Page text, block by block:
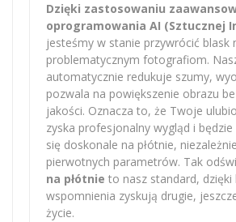
Dzięki zastosowaniu
oprogramowania AI (Sztucznej
jesteśmy w stanie przywrócić blask
problematycznym fotografiom.
automatycznie redukuje szumy,
pozwala na powiększenie obrazu
jakości. Oznacza to, że Twoje
zyska profesjonalny wygląd i
się doskonale na płótnie,
pierwotnych parametrów. Tak
na płótnie to nasz standard,
wspomnienia zyskują drugie,
życie.